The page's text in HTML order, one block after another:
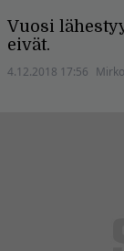
Vuosi
eivät.
4.12.2018 17:56